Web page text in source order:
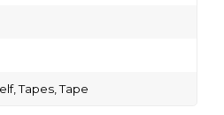
Tapes,Tape